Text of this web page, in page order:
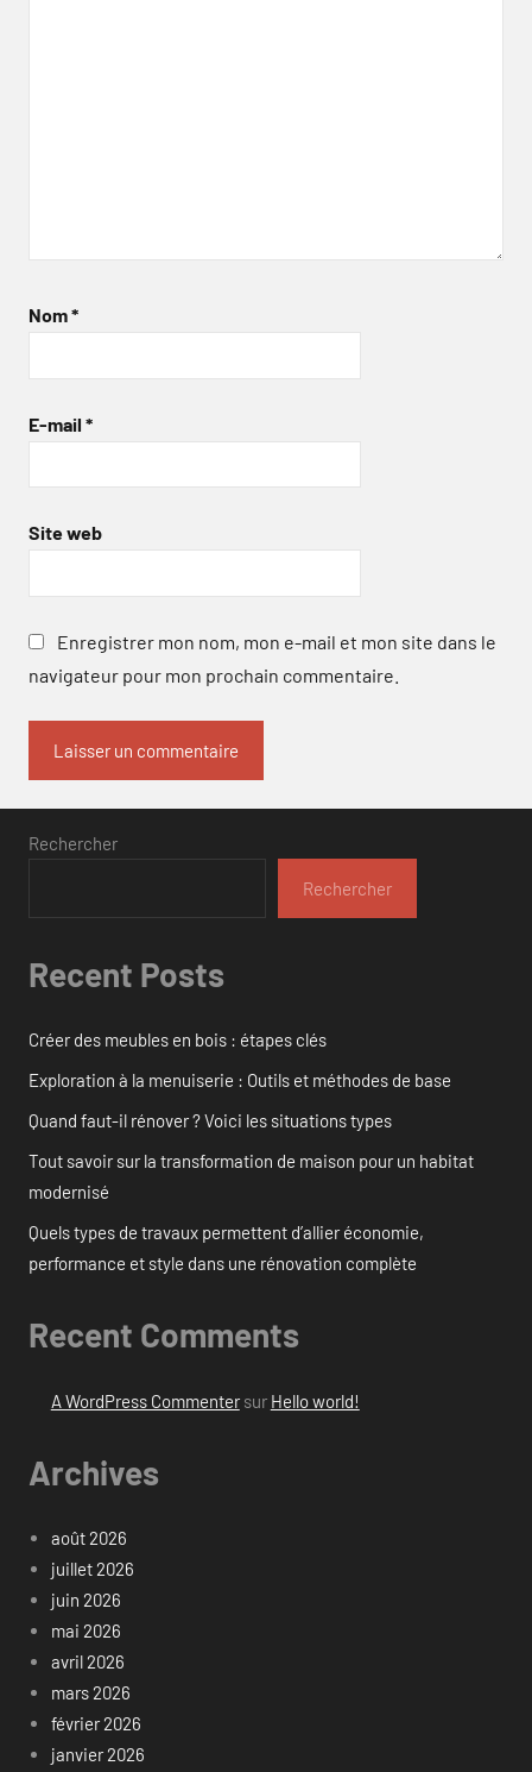
Nom*
E-mail *
Site web
Enregistrer mon nom, mon e-mail et mon site dans le
navigateur pour mon prochain commentaire.
Rechercher
Rechercher
Recent Posts
Créer des meubles en bois : étapes clés
Exploration à la menuiserie : Outils et méthodes de base
Quand faut-il rénover ? Voici les situations types
Tout savoir sur la transformation de maison pour un habitat
modernisé
Quels types de travaux permettent d’allier économie,
performance et style dans une rénovation complète
Recent Comments
A WordPress Commentersur Hello world!
Archives
août 2026
juillet 2026
juin 2026
mai 2026
avril 2026
mars 2026
février 2026
janvier 2026